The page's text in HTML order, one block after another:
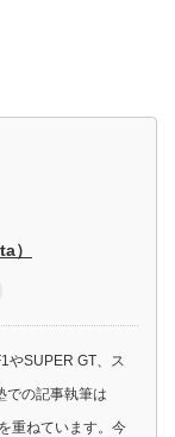
）
やSUPER GT、ス
での記事執筆は
重ねています。今